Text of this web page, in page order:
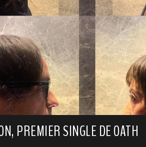
PREMIER SINGLE DE OATH